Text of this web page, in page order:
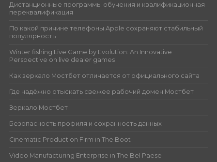
Дистанционные программы обучения и квалификационная
переквалификация
По какой причине телефоны Apple сохраняют стабильный
популярность
Winter fishing Live Game by Evolution: An Innovative
Perspective on live dealer games
Как зеркало Мостбет отличается от официального сайта
Где надёжно отыскать свежее рабочий домен Мостбет
Зеркало Мостбет
Безопасность профиля и сохранность данных
Cinematic Production Firm in The Boot
Video Manufacturing Enterprise in The Bel Paese